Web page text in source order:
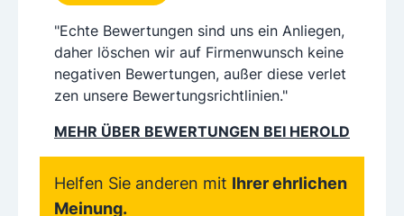
"Echte Bewertungen sind uns ein Anliegen,
daher löschen wir auf Firmenwunsch keine
negativen Bewertungen, außer diese verlet
zen unsere Bewertungsrichtlinien."
MEHR ÜBER BEWERTUNGEN BEI HEROLD
Helfen Sie anderen mit Ihrer ehrlichen
Meinung.